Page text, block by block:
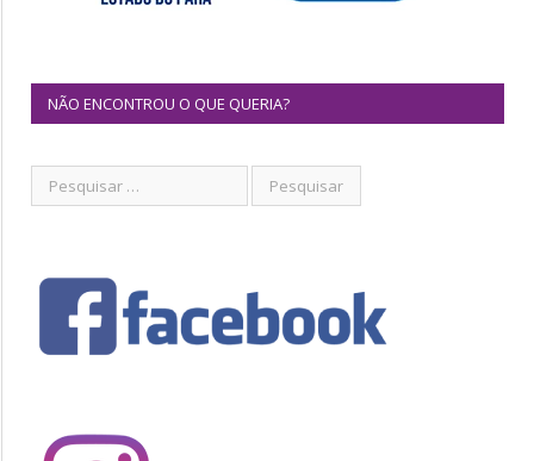
NÃO ENCONTROU O QUE QUERIA?